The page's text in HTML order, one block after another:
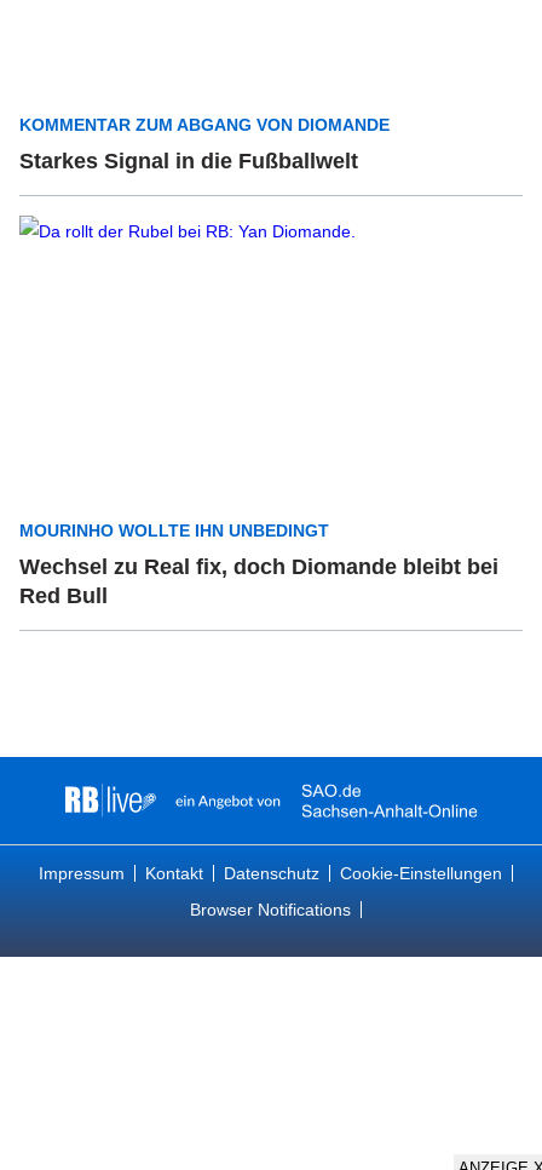
KOMMENTAR ZUM ABGANG VON DIOMANDE
Starkes Signal in die Fußballwelt
MOURINHO WOLLTE IHN UNBEDINGT
Wechsel zu Real fix, doch Diomande bleibt bei
Red Bull
Impressum Kontakt Datenschutz
Cookie-Einstellungen
Browser Notifications